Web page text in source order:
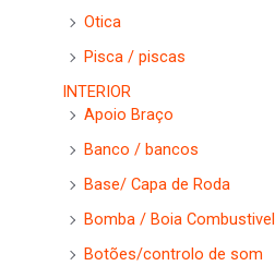
Otica
Pisca / piscas
INTERIOR
Apoio Braço
Banco / bancos
Base/ Capa de Roda
Bomba / Boia Combustivel
Botões/controlo de som